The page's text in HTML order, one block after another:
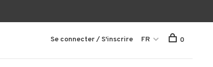
Se connecter / S'inscrire FR 0